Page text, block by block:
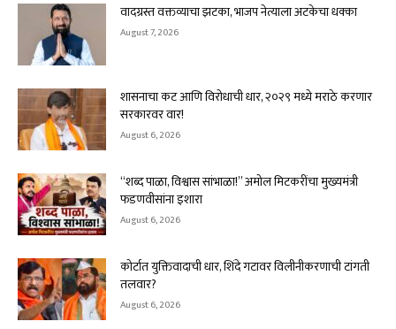
वादग्रस्त वक्तव्याचा झटका, भाजप नेत्याला अटकेचा धक्का
August 7, 2026
शासनाचा कट आणि विरोधाची धार, २०२९ मध्ये मराठे करणार
सरकारवर वार!
August 6, 2026
“शब्द पाळा, विश्वास सांभाळा!” अमोल मिटकरींचा मुख्यमंत्री
फडणवीसांना इशारा
August 6, 2026
कोर्टात युक्तिवादाची धार, शिंदे गटावर विलीनीकरणाची टांगती
तलवार?
August 6, 2026